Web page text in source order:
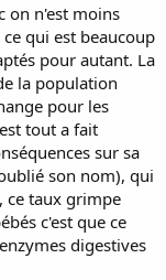
on n'est moins
qui est beaucoup
pour autant. La
la population
pour les
tout a fait
sur sa
son nom), qui
ce taux grimpe
c'est que ce
digestives